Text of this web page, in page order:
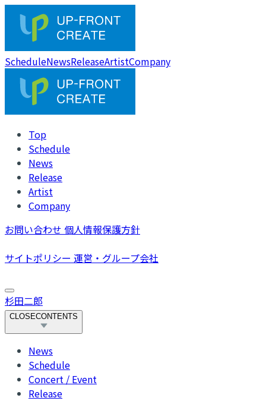
ScheduleNewsReleaseArtistCompany
Top
Schedule
News
Release
Artist
Company
お問い合わせ 個人情報保護方針
サイトポリシー 運営・グループ会社
杉田二郎
CLOSECONTENTS
News
Schedule
Concert / Event
Release